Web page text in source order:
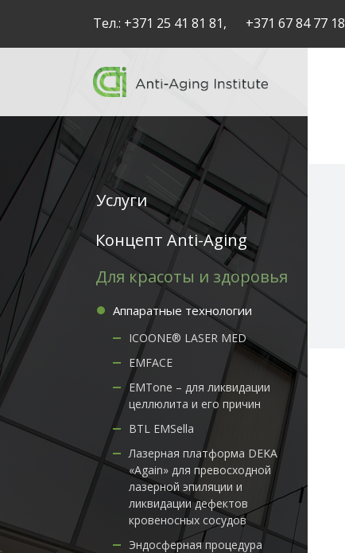
Тел.: +371 25 41 81 81, +371 67 84 77 18
Услуги
Service
articles
navigation
Концепт Anti-Aging
Для красоты и здоровья
Аппаратные технологии
ICOONE® LASER MED
EMFACE
EMTone – для ликвидации
целлюлита и его причин
BTL EMSella
Лазерная платформа DEKA
«Again» для превосходной
лазерной эпиляции и
ликвидации дефектов
кровеносных сосудов
Эндосферная процедура